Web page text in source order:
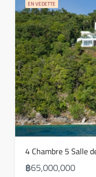
EN VEDETTE
฿65,000,000